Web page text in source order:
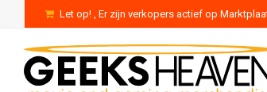
Let op! , Er zijn verkopers actief op